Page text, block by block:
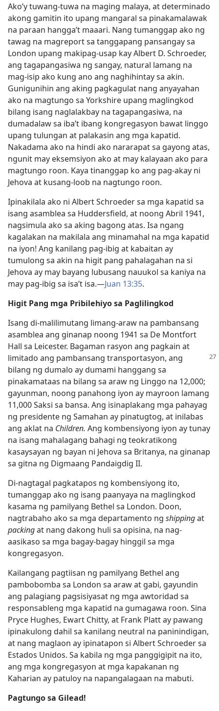
Ako’y tuwang-tuwa na maging malaya, at determinado
akong gamitin ito upang mangaral sa pinakamalawak
na paraan hangga’t maaari. Nang tumanggap ako ng
tawag na magreport sa tanggapang pansangay sa
London upang makipag-usap kay Albert D. Schroeder,
ang tagapangasiwa ng sangay, natural lamang na
mag-isip ako kung ano ang naghihintay sa akin.
Gunigunihin ang aking pagkagulat nang anyayahan
ako na magtungo sa Yorkshire upang maglingkod
bilang isang naglalakbay na tagapangasiwa, na
dumadalaw sa iba’t ibang kongregasyon bawat linggo
upang tulungan at palakasin ang mga kapatid.
Nakadama ako na hindi ako nararapat sa gayong atas,
ngunit may eksemsiyon ako at may kalayaan ako para
magtungo roon. Kaya tinanggap ko ang pag-akay ni
Jehova at kusang-loob na nagtungo roon.
Ipinakilala ako ni Albert Schroeder sa mga kapatid sa
isang asamblea sa Huddersfield, at noong Abril 1941,
nagsimula ako sa aking bagong atas. Isa ngang
kagalakan na makilala ang minamahal na mga kapatid
na iyon! Ang kanilang pag-ibig at kabaitan ay
tumulong sa akin na higit pang pahalagahan na si
Jehova ay may bayang lubusang nauukol sa kaniya na
may pag-ibig sa isa’t isa.​—Juan 13:35.
Higit Pang mga Pribilehiyo sa Paglilingkod
Isang di-malilimutang limang-araw na pambansang
asamblea ang ginanap noong 1941 sa De Montfort
Hall sa Leicester. Bagaman rasyon ang pagkain at
limitado ang pambansang transportasyon, ang
bilang ng dumalo ay dumami hanggang sa
pinakamataas na bilang sa araw ng Linggo na 12,000;
gayunman, noong panahong iyon ay mayroon lamang
11,000 Saksi sa bansa. Ang isinaplakang mga pahayag
ng presidente ng Samahan ay pinatugtog, at inilabas
ang aklat na Children. Ang kombensiyong iyon ay tunay
na isang mahalagang bahagi ng teokratikong
kasaysayan ng bayan ni Jehova sa Britanya, na ginanap
sa gitna ng Digmaang Pandaigdig II.
Di-nagtagal pagkatapos ng kombensiyong ito,
tumanggap ako ng isang paanyaya na maglingkod
kasama ng pamilyang Bethel sa London. Doon,
nagtrabaho ako sa mga departamento ng shippingat
packingat nang dakong huli sa opisina, na nag-
aasikaso sa mga bagay-bagay hinggil sa mga
kongregasyon.
Kailangang pagtiisan ng pamilyang Bethel ang
pambobomba sa London sa araw at gabi, gayundin
ang palagiang pagsisiyasat ng mga awtoridad sa
responsableng mga kapatid na gumagawa roon. Sina
Pryce Hughes, Ewart Chitty, at Frank Platt ay pawang
ipinakulong dahil sa kanilang neutral na paninindigan,
at nang maglaon ay ipinatapon si Albert Schroeder sa
Estados Unidos. Sa kabila ng mga panggigipit na ito,
ang mga kongregasyon at mga kapakanan ng
Kaharian ay patuloy na napangalagaan na mabuti.
Pagtungo sa Gilead!